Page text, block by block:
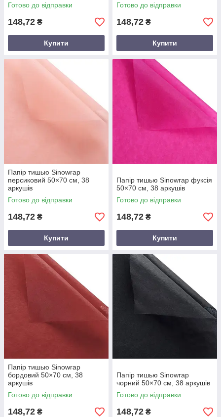
Готово до відправки
148,72 ₴
Купити
Готово до відправки
148,72 ₴
Купити
Папір тишью Sinowrap
персиковий 50×70 см, 38
аркушів
Готово до відправки
148,72 ₴
Купити
Папір тишью Sinowrap фуксія
50×70 см, 38 аркушів
Готово до відправки
148,72 ₴
Купити
Папір тишью Sinowrap
бордовий 50×70 см, 38
аркушів
Готово до відправки
148,72 ₴
Папір тишью Sinowrap
чорний 50×70 см, 38 аркушів
Готово до відправки
148,72 ₴